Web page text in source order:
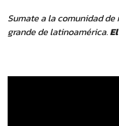
Sumate a la comunidad
grande de latinoamérica.